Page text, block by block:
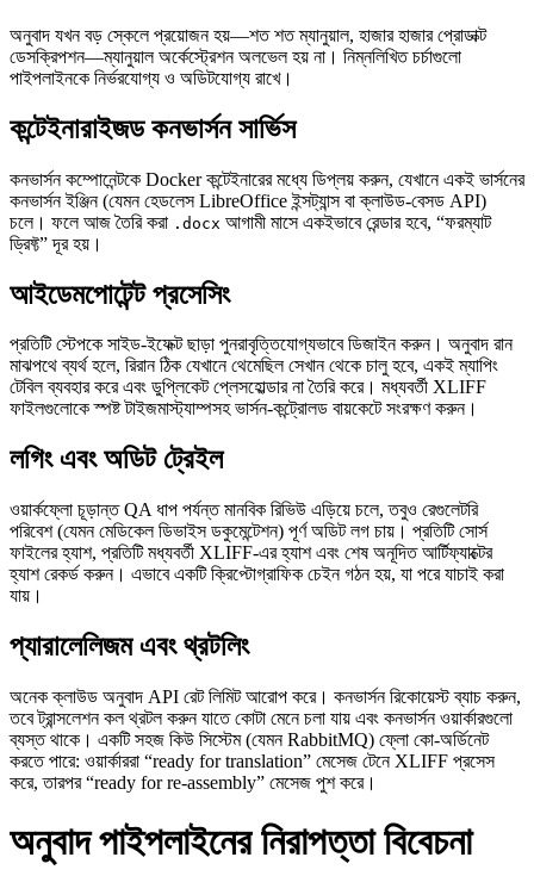
অনুবাদ যখন বড় স্কেলে প্রয়োজন হয়—শত শত ম্যানুয়াল, হাজার হাজার প্রোডাক্ট
ডেসক্রিপশন—ম্যানুয়াল অর্কেস্ট্রেশন অলভেল হয় না। নিম্নলিখিত চর্চাগুলো
পাইপলাইনকে নির্ভরযোগ্য ও অডিটযোগ্য রাখে।
কন্টেইনারাইজড কনভার্সন সার্ভিস
কনভার্সন কম্পোনেন্টকে Docker কন্টেইনারের মধ্যে ডিপ্লয় করুন, যেখানে একই ভার্সনের
কনভার্সন ইঞ্জিন (যেমন হেডলেস LibreOffice ইন্সট্যান্স বা ক্লাউড‑বেসড API)
চলে। ফলে আজ তৈরি করা .docx আগামী মাসে একইভাবে রেন্ডার হবে, “ফরম্যাট
ড্রিফ্ট” দূর হয়।
আইডেমপোটেন্ট প্রসেসিং
প্রতিটি স্টেপকে সাইড‑ইফেক্ট ছাড়া পুনরাবৃত্তিযোগ্যভাবে ডিজাইন করুন। অনুবাদ রান
মাঝপথে ব্যর্থ হলে, রিরান ঠিক যেখানে থেমেছিল সেখান থেকে চালু হবে, একই ম্যাপিং
টেবিল ব্যবহার করে এবং ডুপ্লিকেট প্লেসহোল্ডার না তৈরি করে। মধ্যবর্তী XLIFF
ফাইলগুলোকে স্পষ্ট টাইজমাস্ট্যাম্পসহ ভার্সন‑কন্ট্রোলড বায়কেটে সংরক্ষণ করুন।
লগিং এবং অডিট ট্রেইল
ওয়ার্কফ্লো চূড়ান্ত QA ধাপ পর্যন্ত মানবিক রিভিউ এড়িয়ে চলে, তবুও রেগুলেটরি
পরিবেশ (যেমন মেডিকেল ডিভাইস ডকুমেন্টেশন) পূর্ণ অডিট লগ চায়। প্রতিটি সোর্স
ফাইলের হ্যাশ, প্রতিটি মধ্যবর্তী XLIFF‑এর হ্যাশ এবং শেষ অনূদিত আর্টিফ্যাক্টের
হ্যাশ রেকর্ড করুন। এভাবে একটি ক্রিপ্টোগ্রাফিক চেইন গঠন হয়, যা পরে যাচাই করা
যায়।
প্যারালেলিজম এবং থ্রটলিং
অনেক ক্লাউড অনুবাদ API রেট লিমিট আরোপ করে। কনভার্সন রিকোয়েস্ট ব্যাচ করুন,
তবে ট্রান্সলেশন কল থ্রটল করুন যাতে কোটা মেনে চলা যায় এবং কনভার্সন ওয়ার্কারগুলো
ব্যস্ত থাকে। একটি সহজ কিউ সিস্টেম (যেমন RabbitMQ) ফ্লো কো-অর্ডিনেট
করতে পারে: ওয়ার্কাররা “ready for translation” মেসেজ টেনে XLIFF প্রসেস
করে, তারপর “ready for re‑assembly” মেসেজ পুশ করে।
অনুবাদ পাইপলাইনের নিরাপত্তা বিবেচনা